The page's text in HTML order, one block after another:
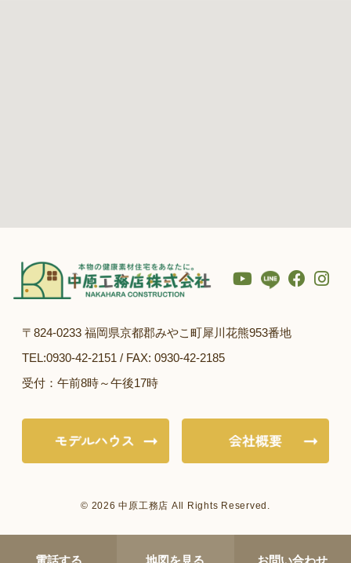
〒824-0233 福岡県京都郡みやこ町犀川花熊953番地
TEL:0930-42-2151 / FAX: 0930-42-2185
受付：午前8時～午後17時
電話する 地図を見る お問い合わせ
© 2026 中原工務店 All Rights Reserved.